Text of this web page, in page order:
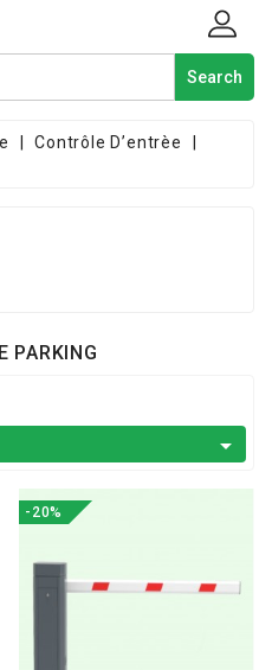
Search
Contrôle D’entrèe
PARKING

-20%